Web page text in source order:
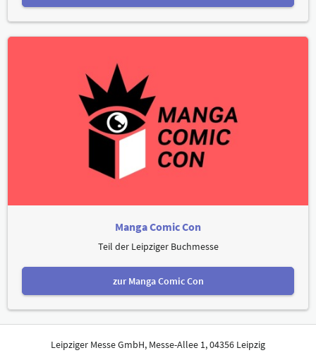
Manga Comic Con
Teil der Leipziger Buchmesse
zur Manga Comic Con
Leipziger Messe GmbH, Messe-Allee 1, 04356 Leipzig